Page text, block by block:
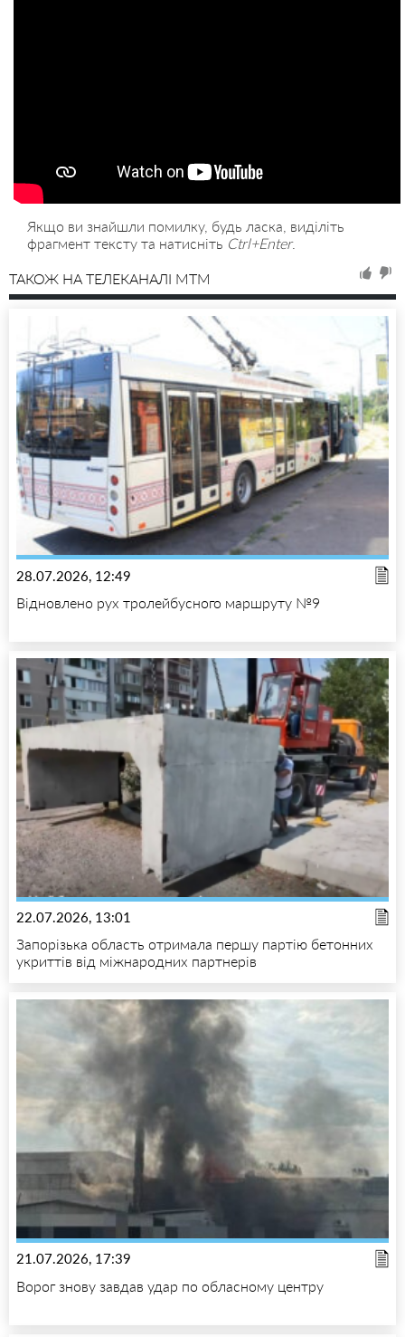
Якщо ви знайшли помилку, будь ласка, виділіть
фрагмент тексту та натисніть Ctrl+Enter.
ТАКОЖ НА ТЕЛЕКАНАЛІ MTM
28.07.2026, 12:49
Відновлено рух тролейбусного маршруту №9
22.07.2026, 13:01
Запорізька область отримала першу партію бетонних
укриттів від міжнародних партнерів
21.07.2026, 17:39
Ворог знову завдав удар по обласному центру